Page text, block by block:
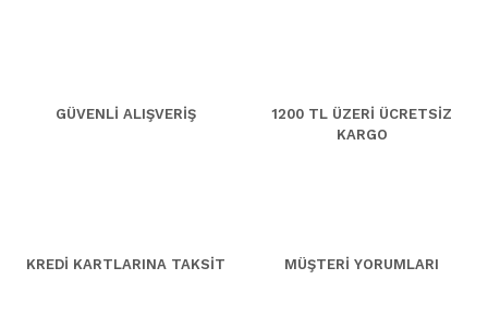
GÜVENLİ ALIŞVERİŞ
1200 TL ÜZERİ ÜCRETSİZ
KARGO
KREDİ KARTLARINA TAKSİT MÜŞTERİ YORUMLARI